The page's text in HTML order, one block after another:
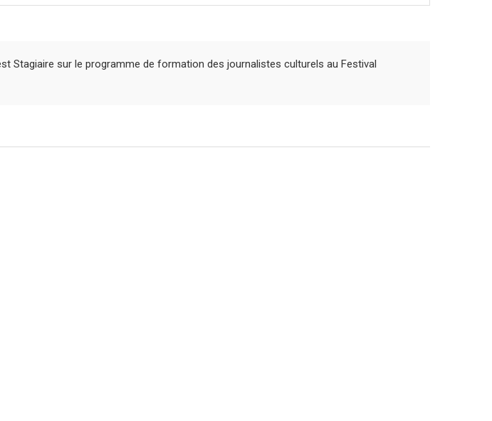
Stagiaire sur le programme de formation des journalistes culturels au Festival